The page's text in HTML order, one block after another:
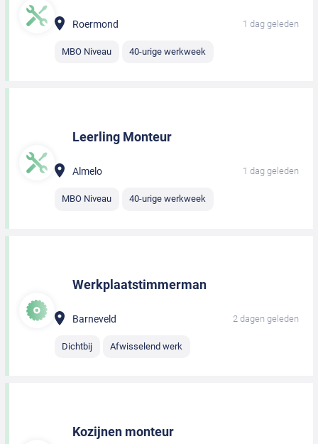
Roermond 1 dag geleden
MBO Niveau 40-urige werkweek
Leerling Monteur
Almelo 1 dag geleden
MBO Niveau 40-urige werkweek
Werkplaatstimmerman
Barneveld 2 dagen geleden
Dichtbij Afwisselend werk
Kozijnen monteur